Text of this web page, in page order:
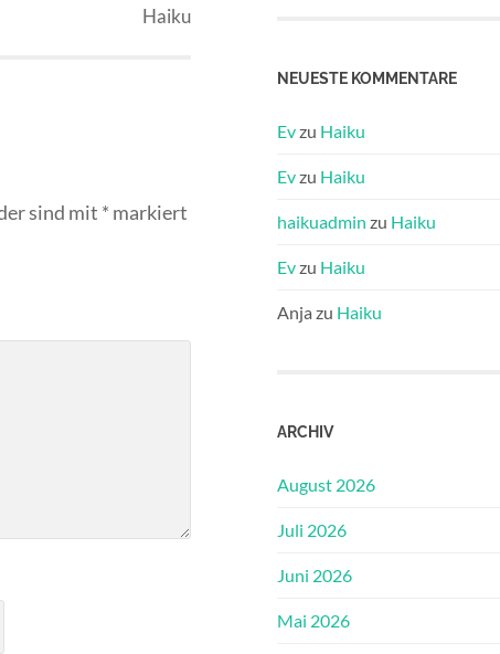
Haiku
sind mit * markiert
NEUESTE KOMMENTARE
Evzu Haiku
Evzu Haiku
haikuadmin zu Haiku
Evzu Haiku
Anja zu Haiku
ARCHIV
August 2026
Juli 2026
Juni 2026
Mai 2026